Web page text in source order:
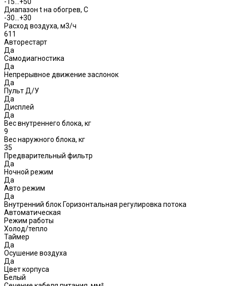
Диапазон t на обогрев, С
-30...+30
Расход воздуха, м3/ч
611
Авторестарт
Да
Самодиагностика
Да
Непрерывное движение заслонок
Да
Пульт Д/У
Да
Дисплей
Да
Вес внутреннего блока, кг
9
Вес наружного блока, кг
35
Предварительный фильтр
Да
Ночной режим
Да
Авто режим
Да
Внутренний блок Горизонтальная регулировка потока
Автоматическая
Режим работы
Холод/тепло
Таймер
Да
Осушение воздуха
Да
Цвет корпуса
Белый